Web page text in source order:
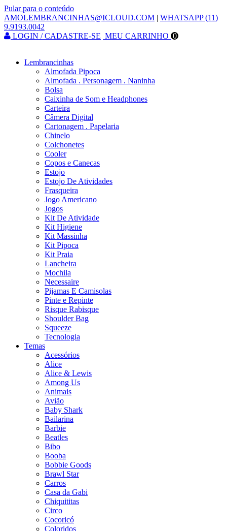
Pular para o conteúdo
AMOLEMBRANCINHAS@ICLOUD.COM | WHATSAPP (11)
9.9193.0042
LOGIN / CADASTRE-SE MEU CARRINHO 0
Lembrancinhas
Almofada Pipoca
Almofada . Personagem . Naninha
Bolsa
Caixinha de Som e Headphones
Carteira
Câmera Digital
Cartonagem . Papelaria
Chinelo
Colchonetes
Cooler
Copos e Canecas
Estojo
Estojo De Atividades
Frasqueira
Jogo Americano
Jogos
Kit De Atividade
Kit Higiene
Kit Massinha
Kit Pipoca
Kit Praia
Lancheira
Mochila
Necessaire
Pijamas E Camisolas
Pinte e Repinte
Risque Rabisque
Shoulder Bag
Squeeze
Tecnologia
Temas
Acessórios
Alice
Alice & Lewis
Among Us
Animais
Avião
Baby Shark
Bailarina
Barbie
Beatles
Bibo
Booba
Bobbie Goods
Brawl Star
Carros
Casa da Gabi
Chiquititas
Circo
Cocoricó
Coloridos